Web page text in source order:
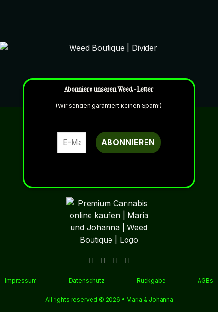
Abonniere unseren Weed-Letter
(Wir senden garantiert keinen Spam!)
Impressum Datenschutz Rückgabe AGBs
All rights reserved © 2026 • Maria & Johanna